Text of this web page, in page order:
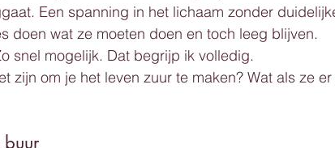
Een spanning in het lichaam zonder
doen wat ze moeten doen en toch leeg blijven.
snel mogelijk. Dat begrijp ik volledig.
zijn om je het leven zuur te maken? Wat als ze